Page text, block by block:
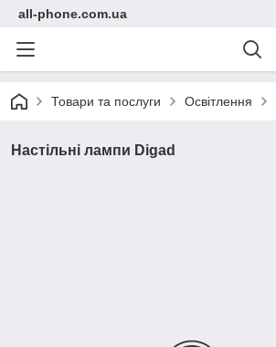
all-phone.com.ua
Товари та послуги Освітлення
Настільні лампи Digad